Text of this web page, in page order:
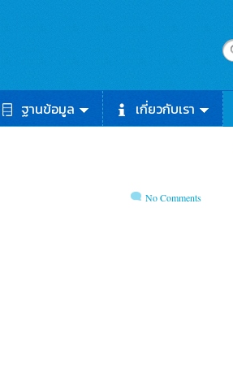
ฐานข้อมูล เกี่ยวกับเรา
No Comments